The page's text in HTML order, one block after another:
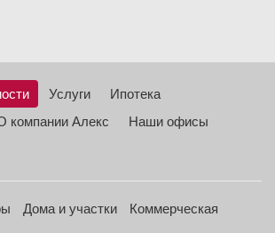
Услуги
Ипотека
компании Алекс
Наши офисы
Дома и участки
Коммерческая